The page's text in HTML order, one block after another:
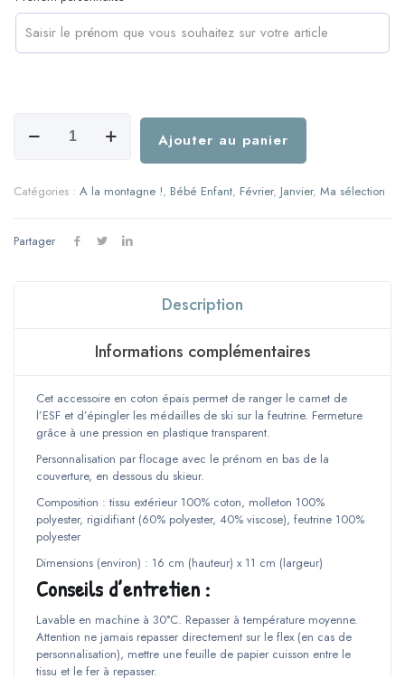
de
Garçon
Ajouter au panier
Catégories : A la montagne !, Bébé Enfant, Février, Janvier, Ma sélection
Partager
Description
Informations complémentaires
Cet accessoire en coton épais permet de ranger le carnet de
l’ESF et d’épingler les médailles de ski sur la feutrine. Fermeture
grâce à une pression en plastique transparent.
Personnalisation par flocage avec le prénom en bas de la
couverture, en dessous du skieur.
Composition : tissu extérieur 100% coton, molleton 100%
polyester, rigidifiant (60% polyester, 40% viscose), feutrine 100%
polyester
Dimensions (environ) : 16 cm (hauteur) x 11 cm (largeur)
Conseils d’entretien :
Lavable en machine à 30°C. Repasser à température moyenne.
Attention ne jamais repasser directement sur le flex (en cas de
personnalisation), mettre une feuille de papier cuisson entre le
tissu et le fer à repasser.